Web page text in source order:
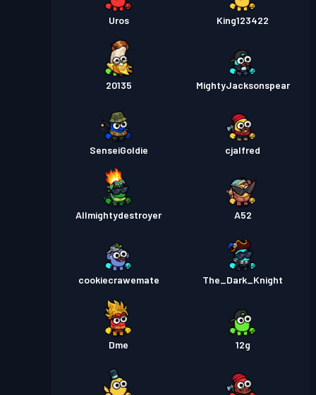
Uros King123422
20135 MightyJacksonspear
SenseiGoldie cjalfred
Allmightydestroyer A52
cookiecrawemate The_Dark_Knight
Dme 12g